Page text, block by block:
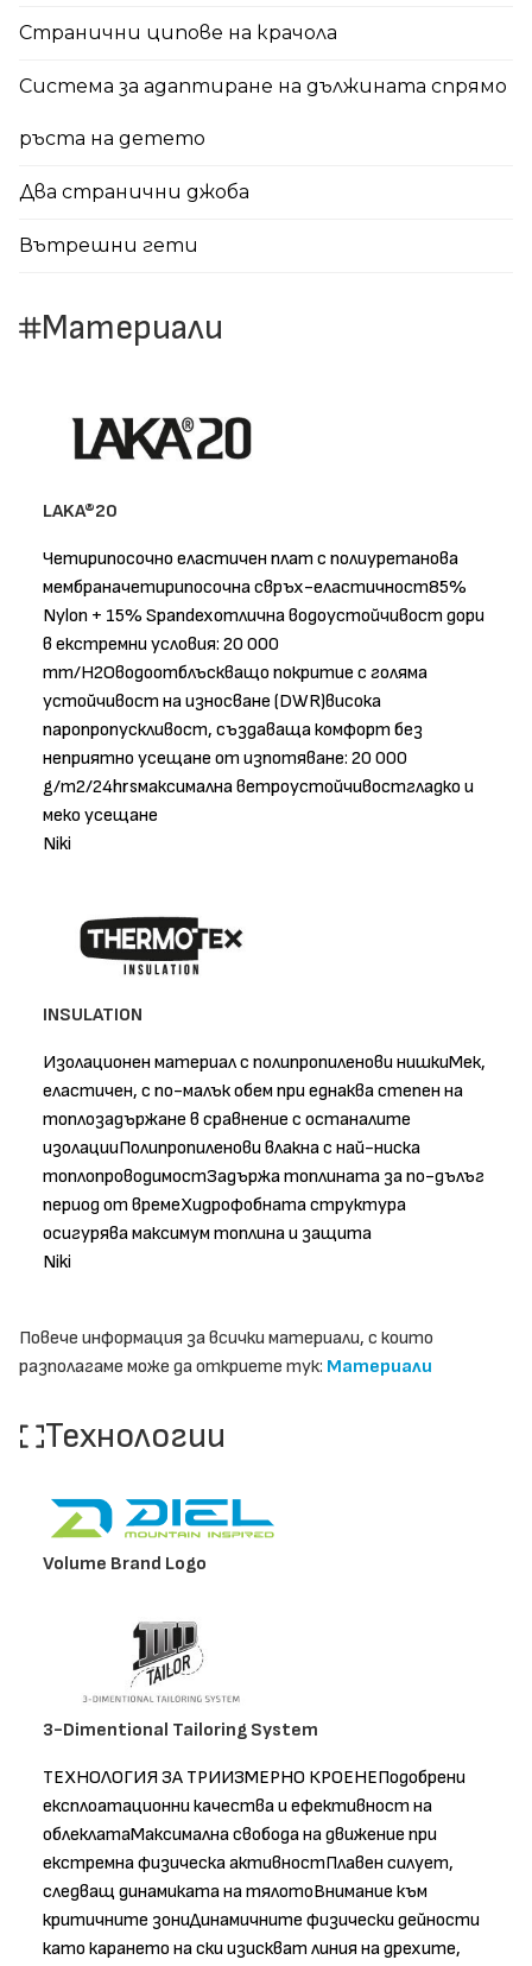
Странични ципове на крачола
Система за адаптиране на дължината спрямо
ръста на детето
Два странични джоба
Вътрешни гети
Материали
LAKA®20
Четирипосочно еластичен плат с полиуретанова
мембраначетирипосочна свръх-еластичност85%
Nylon + 15% Spandexотлична водоустойчивост дори
в екстремни условия: 20 000
mm/H2Oводоотблъскващо покритие с голяма
устойчивост на износване (DWR)висока
паропропускливост, създаваща комфорт без
неприятно усещане от изпотяване: 20 000
g/m2/24hrsмаксимална ветроустойчивостгладко и
меко усещане
Niki
INSULATION
Изолационен материал с полипропиленови нишкиМек,
еластичен, с по-малък обем при еднаква степен на
топлозадържане в сравнение с останалите
изолацииПолипропиленови влакна с най-ниска
топлопроводимостЗадържа топлината за по-дълъг
период от времеХидрофобната структура
осигурява максимум топлина и защита
Niki
Повече информация за всички материали, с които
разполагаме може да откриете тук: Материали
Технологии
Volume Brand Logo
3-Dimentional Tailoring System
ТЕХНОЛОГИЯ ЗА ТРИИЗМЕРНО КРОЕНЕПодобрени
експлоатационни качества и ефективност на
облеклатаМаксимална свобода на движение при
екстремна физическа активностПлавен силует,
следващ динамиката на тялотоВнимание към
критичните зониДинамичните физически дейности
като карането на ски изискват линия на дрехите,